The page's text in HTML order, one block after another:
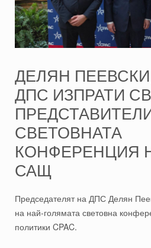
ДЕЛЯН
ДПС ИЗПРАТИ
СВЕТОВНАТА
КОНФЕРЕНЦИЯ
САЩ
Председателят на ДПС Делян
на най-голямата световна
политики CPAC.